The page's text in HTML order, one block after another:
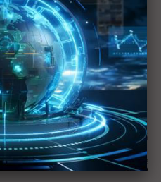
技嘉與華擎而言，目
主力，將可抵銷板卡
仍維穩。
突破新台幣千億元規
年首季伺服器業務營
全年伺服器營收將挑戰